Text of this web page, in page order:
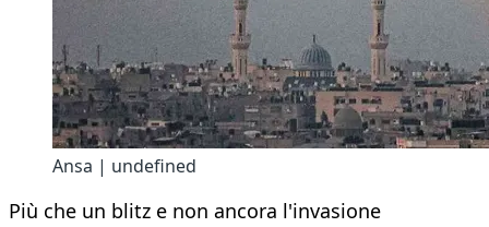
Ansa | undefined
Più che un blitz e non ancora l'invasione